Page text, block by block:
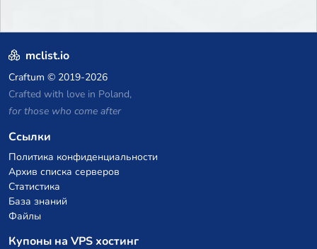
mclist.io
Craftum © 2019-2026
Crafted with love in Poland,
for those who come after
Ссылки
Политика конфиденциальности
Архив списка серверов
Статистика
База знаний
Файлы
Купоны на VPS хостинг